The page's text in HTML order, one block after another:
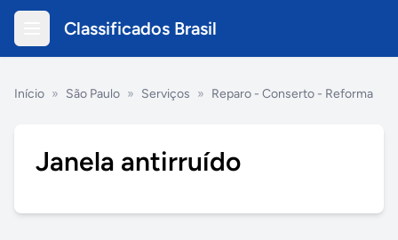
Classificados Brasil
Início » São Paulo » Serviços » Reparo - Conserto - Reforma
Janela antirruído